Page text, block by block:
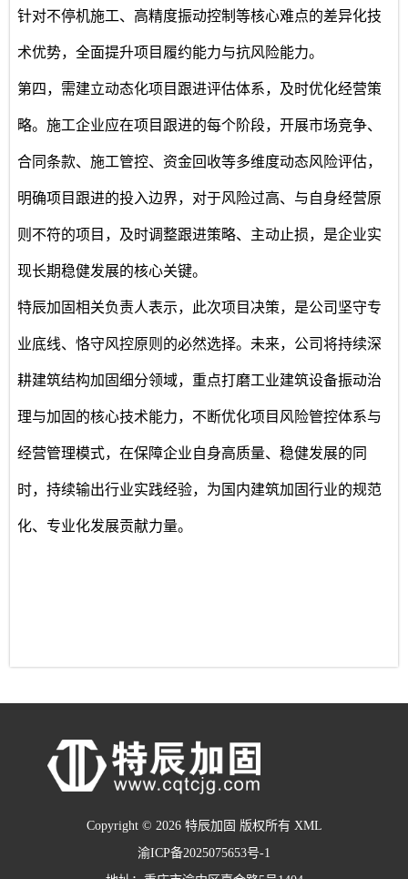
针对不停机施工、高精度振动控制等核心难点的差异化技
术优势，全面提升项目履约能力与抗风险能力。
第四，需建立动态化项目跟进评估体系，及时优化经营策
略。施工企业应在项目跟进的每个阶段，开展市场竞争、
合同条款、施工管控、资金回收等多维度动态风险评估，
明确项目跟进的投入边界，对于风险过高、与自身经营原
则不符的项目，及时调整跟进策略、主动止损，是企业实
现长期稳健发展的核心关键。
特辰加固相关负责人表示，此次项目决策，是公司坚守专
业底线、恪守风控原则的必然选择。未来，公司将持续深
耕建筑结构加固细分领域，重点打磨工业建筑设备振动治
理与加固的核心技术能力，不断优化项目风险管控体系与
经营管理模式，在保障企业自身高质量、稳健发展的同
时，持续输出行业实践经验，为国内建筑加固行业的规范
化、专业化发展贡献力量。
Copyright © 2026 特辰加固 版权所有 XML
渝ICP备2025075653号-1